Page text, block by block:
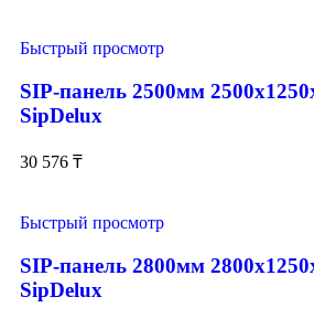
Быстрый просмотр
SIP-панель 2500мм
SipDelux
30 576 ₸
Быстрый просмотр
SIP-панель 2800мм
SipDelux